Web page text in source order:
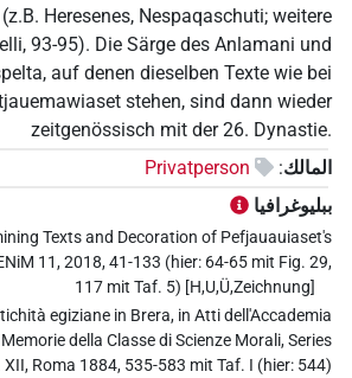
Heresenes, Nespaqaschuti; weitere
93-95). Die Särge des Anlamani und
auf denen dieselben Texte wie bei
stehen, sind dann wieder
zeitgenössisch mit der 26. Dynastie.
المالك:
Privatperson
ببليوغرافيا
Texts and Decoration of Pefjauauiaset's
11, 2018, 41-133 (hier: 64-65 mit Fig. 29,
117 mit Taf. 5) [H,U,Ü,Zeichnung]
egiziane in Brera, in Atti dell'Accademia
della Classe di Scienze Morali, Series
XII, Roma 1884, 535-583 mit Taf. I (hier: 544)